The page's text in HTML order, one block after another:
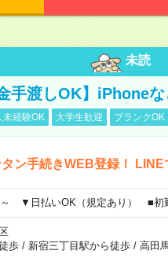
未読
手渡しOK】iPhone
未経験OK 大学生歓迎 ブランクOK
ン手続きWEB登録！ LINE
～ ▼日払いOK（規定あり） ■
歩/ 新宿三丁目駅から徒歩/ 高田